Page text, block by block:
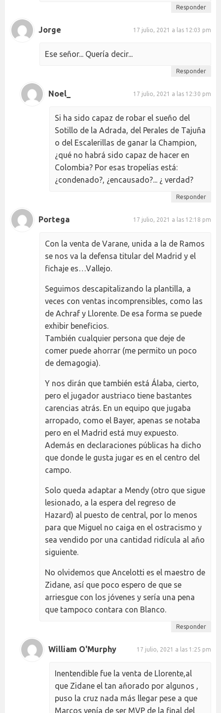
Responder
Jorge 17 julio, 2021 a las 12:03 pm
Ese señor... Quería decir...
Responder
Noel_ 17 julio, 2021 a las 12:30 pm
Si ha sido capaz de robar el sueño del
Sotillo de la Adrada, del Perales de Tajuña
o del Escalerillas de ganar la Champion,
¿qué no habrá sido capaz de hacer en
Colombia? Por esas tropelías está:
¿condenado?, ¿encausado?... ¿ verdad?
Responder
Portega 17 julio, 2021 a las 12:18 pm
Con la venta de Varane, unida a la de Ramos
se nos va la defensa titular del Madrid y el
fichaje es…Vallejo.
Seguimos descapitalizando la plantilla, a
veces con ventas incomprensibles, como las
de Achraf y Llorente. De esa forma se puede
exhibir beneficios.
También cualquier persona que deje de
comer puede ahorrar (me permito un poco
de demagogia).
Y nos dirán que también está Álaba, cierto,
pero el jugador austriaco tiene bastantes
carencias atrás. En un equipo que jugaba
arropado, como el Bayer, apenas se notaba
pero en el Madrid está muy expuesto.
Además en declaraciones públicas ha dicho
que donde le gusta jugar es en el centro del
campo.
Solo queda adaptar a Mendy (otro que sigue
lesionado, a la espera del regreso de
Hazard) al puesto de central, por lo menos
para que Miguel no caiga en el ostracismo y
sea vendido por una cantidad ridícula al año
siguiente.
No olvidemos que Ancelotti es el maestro de
Zidane, así que poco espero de que se
arriesgue con los jóvenes y sería una pena
que tampoco contara con Blanco.
Responder
William O'Murphy 17 julio, 2021 a las 1:25 pm
Inentendible fue la venta de Llorente,al
que Zidane el tan añorado por algunos ,
puso la cruz nada más llegar pese a que
Marcos venía de ser MVP de la final del